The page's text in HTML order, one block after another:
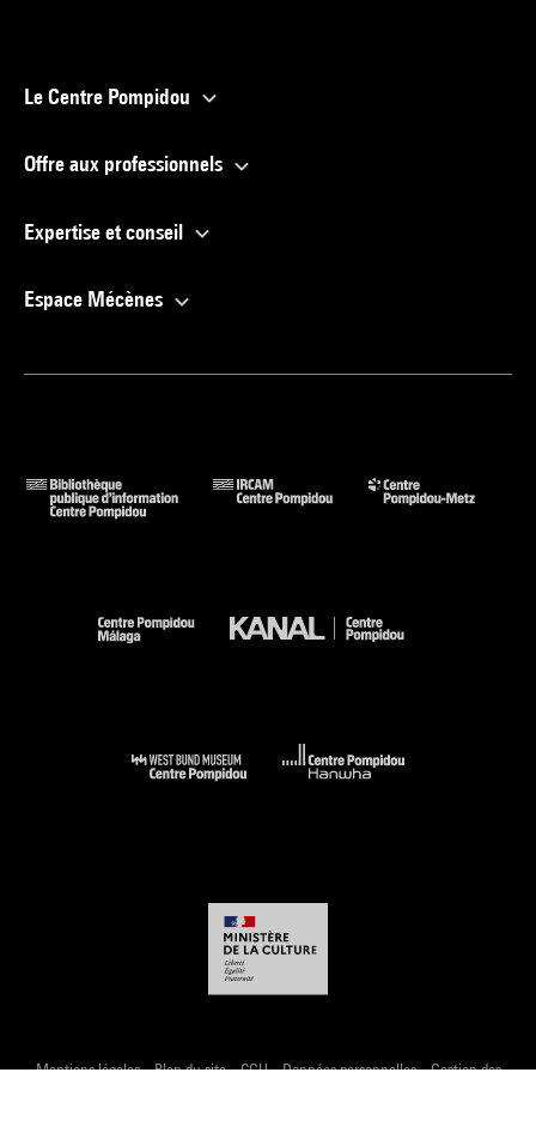
Le Centre Pompidou
Offre aux professionnels
Expertise et conseil
Espace Mécènes
Mentions légales-Plan du site-CGU-Données personnelles-Gestion des